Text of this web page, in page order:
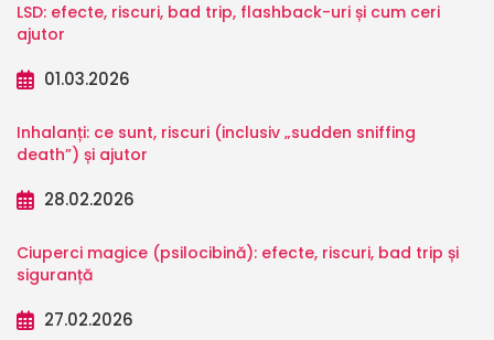
LSD: efecte, riscuri, bad trip, flashback-uri și cum ceri
ajutor
01.03.2026
Inhalanți: ce sunt, riscuri (inclusiv „sudden sniffing
death”) și ajutor
28.02.2026
Ciuperci magice (psilocibină): efecte, riscuri, bad trip și
siguranță
27.02.2026